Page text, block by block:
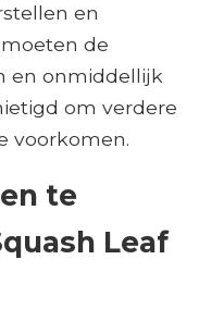
en
de
en onmiddellijk
om verdere
voorkomen.
te
Leaf